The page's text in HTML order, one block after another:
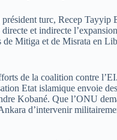
turc, Recep
et indirecte
Mitiga et de Misrata en
de la coalition contre
Etat islamique envoie
Kobané. Que l’ONU
d’intervenir